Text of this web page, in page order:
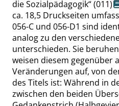
die Sozialpädagogik“(011)
ca. 18,5 Druckseiten
056-C und 056-D1 sind
analog zu den
unterschieden. Sie
weisen diesem gegenüber
Veränderungen auf, von
des Titels ist: Während in
zwischen den beiden